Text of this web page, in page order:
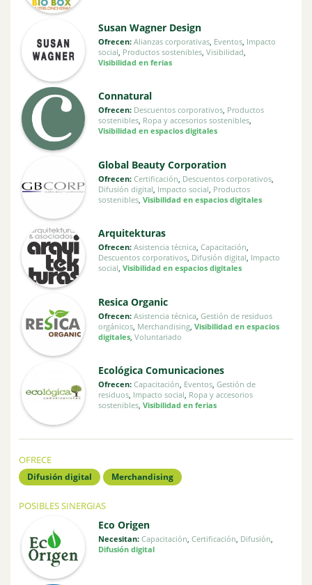
Susan Wagner Design
Ofrecen: Alianzas corporativas, Eventos, Impacto
social Productos sostenibles, Visibilidad
Visibilidad en ferias
Connatural
Ofrecen: Descuentos corporativos, Productos
sostenibles, Ropa y accesorios sostenibles,
Visibilidad en espacios digitales
Global Beauty Corporation
Ofrecen: Certificación Descuentos corporativos,
Difusión digital Impacto social Productos
sostenibles, Visibilidad en espacios digitales
Arquitekturas
Ofrecen: Asistencia técnica, Capacitación,
Descuentos corporativos, Difusión digital, Impacto
social, Visibilidad en espacios digitales
Resica Organic
Ofrecen: Asistencia técnica, Gestión de residuos
orgánicos, Merchandising, Visibilidad en espacios
digitales, Voluntariado
Ecológica Comunicaciones
Ofrecen: Capacitación, Eventos, Gestión de
residuos, Impacto social, Ropa y accesorios
sostenibles, Visibilidad en ferias
OFRECE
Difusión digital Merchandising
POSIBLES SINERGIAS
Eco Origen
Necesitan: Capacitación Certificación Difusión
Difusión digital